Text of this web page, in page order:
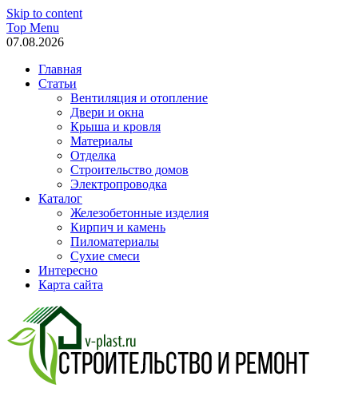
Skip to content
Top Menu
07.08.2026
Главная
Статьи
Вентиляция и отопление
Двери и окна
Крыша и кровля
Материалы
Отделка
Строительство домов
Электропроводка
Каталог
Железобетонные изделия
Кирпич и камень
Пиломатериалы
Сухие смеси
Интересно
Карта сайта